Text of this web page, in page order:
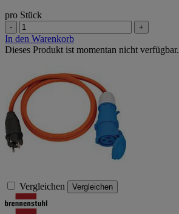
pro Stück
- +
In den Warenkorb
Dieses Produkt ist momentan nicht verfügbar.
Vergleichen Vergleichen